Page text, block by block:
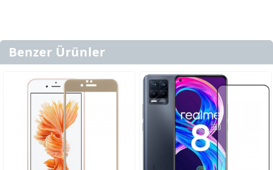
Benzer Ürünler